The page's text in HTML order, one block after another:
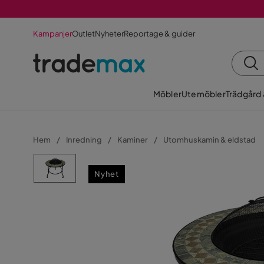
KampanjerOutletNyheterReportage & guider
MöblerUtemöblerTrädgård
Hem Inredning Kaminer Utomhuskamin & eldstad
Nyhet